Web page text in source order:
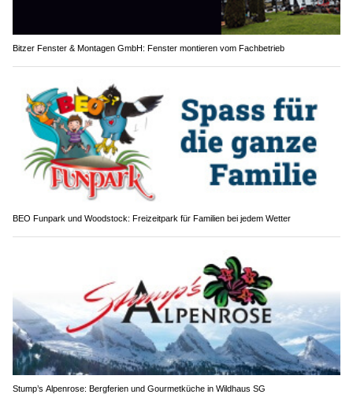
Bitzer Fenster & Montagen GmbH: Fenster montieren vom Fachbetrieb
BEO Funpark und Woodstock: Freizeitpark für Familien bei jedem Wetter
Stump’s Alpenrose: Bergferien und Gourmetküche in Wildhaus SG